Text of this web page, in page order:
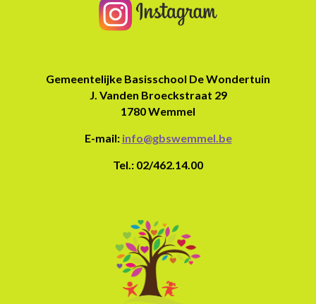
Gemeentelijke Basisschool De Wondertuin
J. Vanden Broeckstraat 29
1780 Wemmel
E-mail: info@gbswemmel.be
Tel.: 02/462.14.00